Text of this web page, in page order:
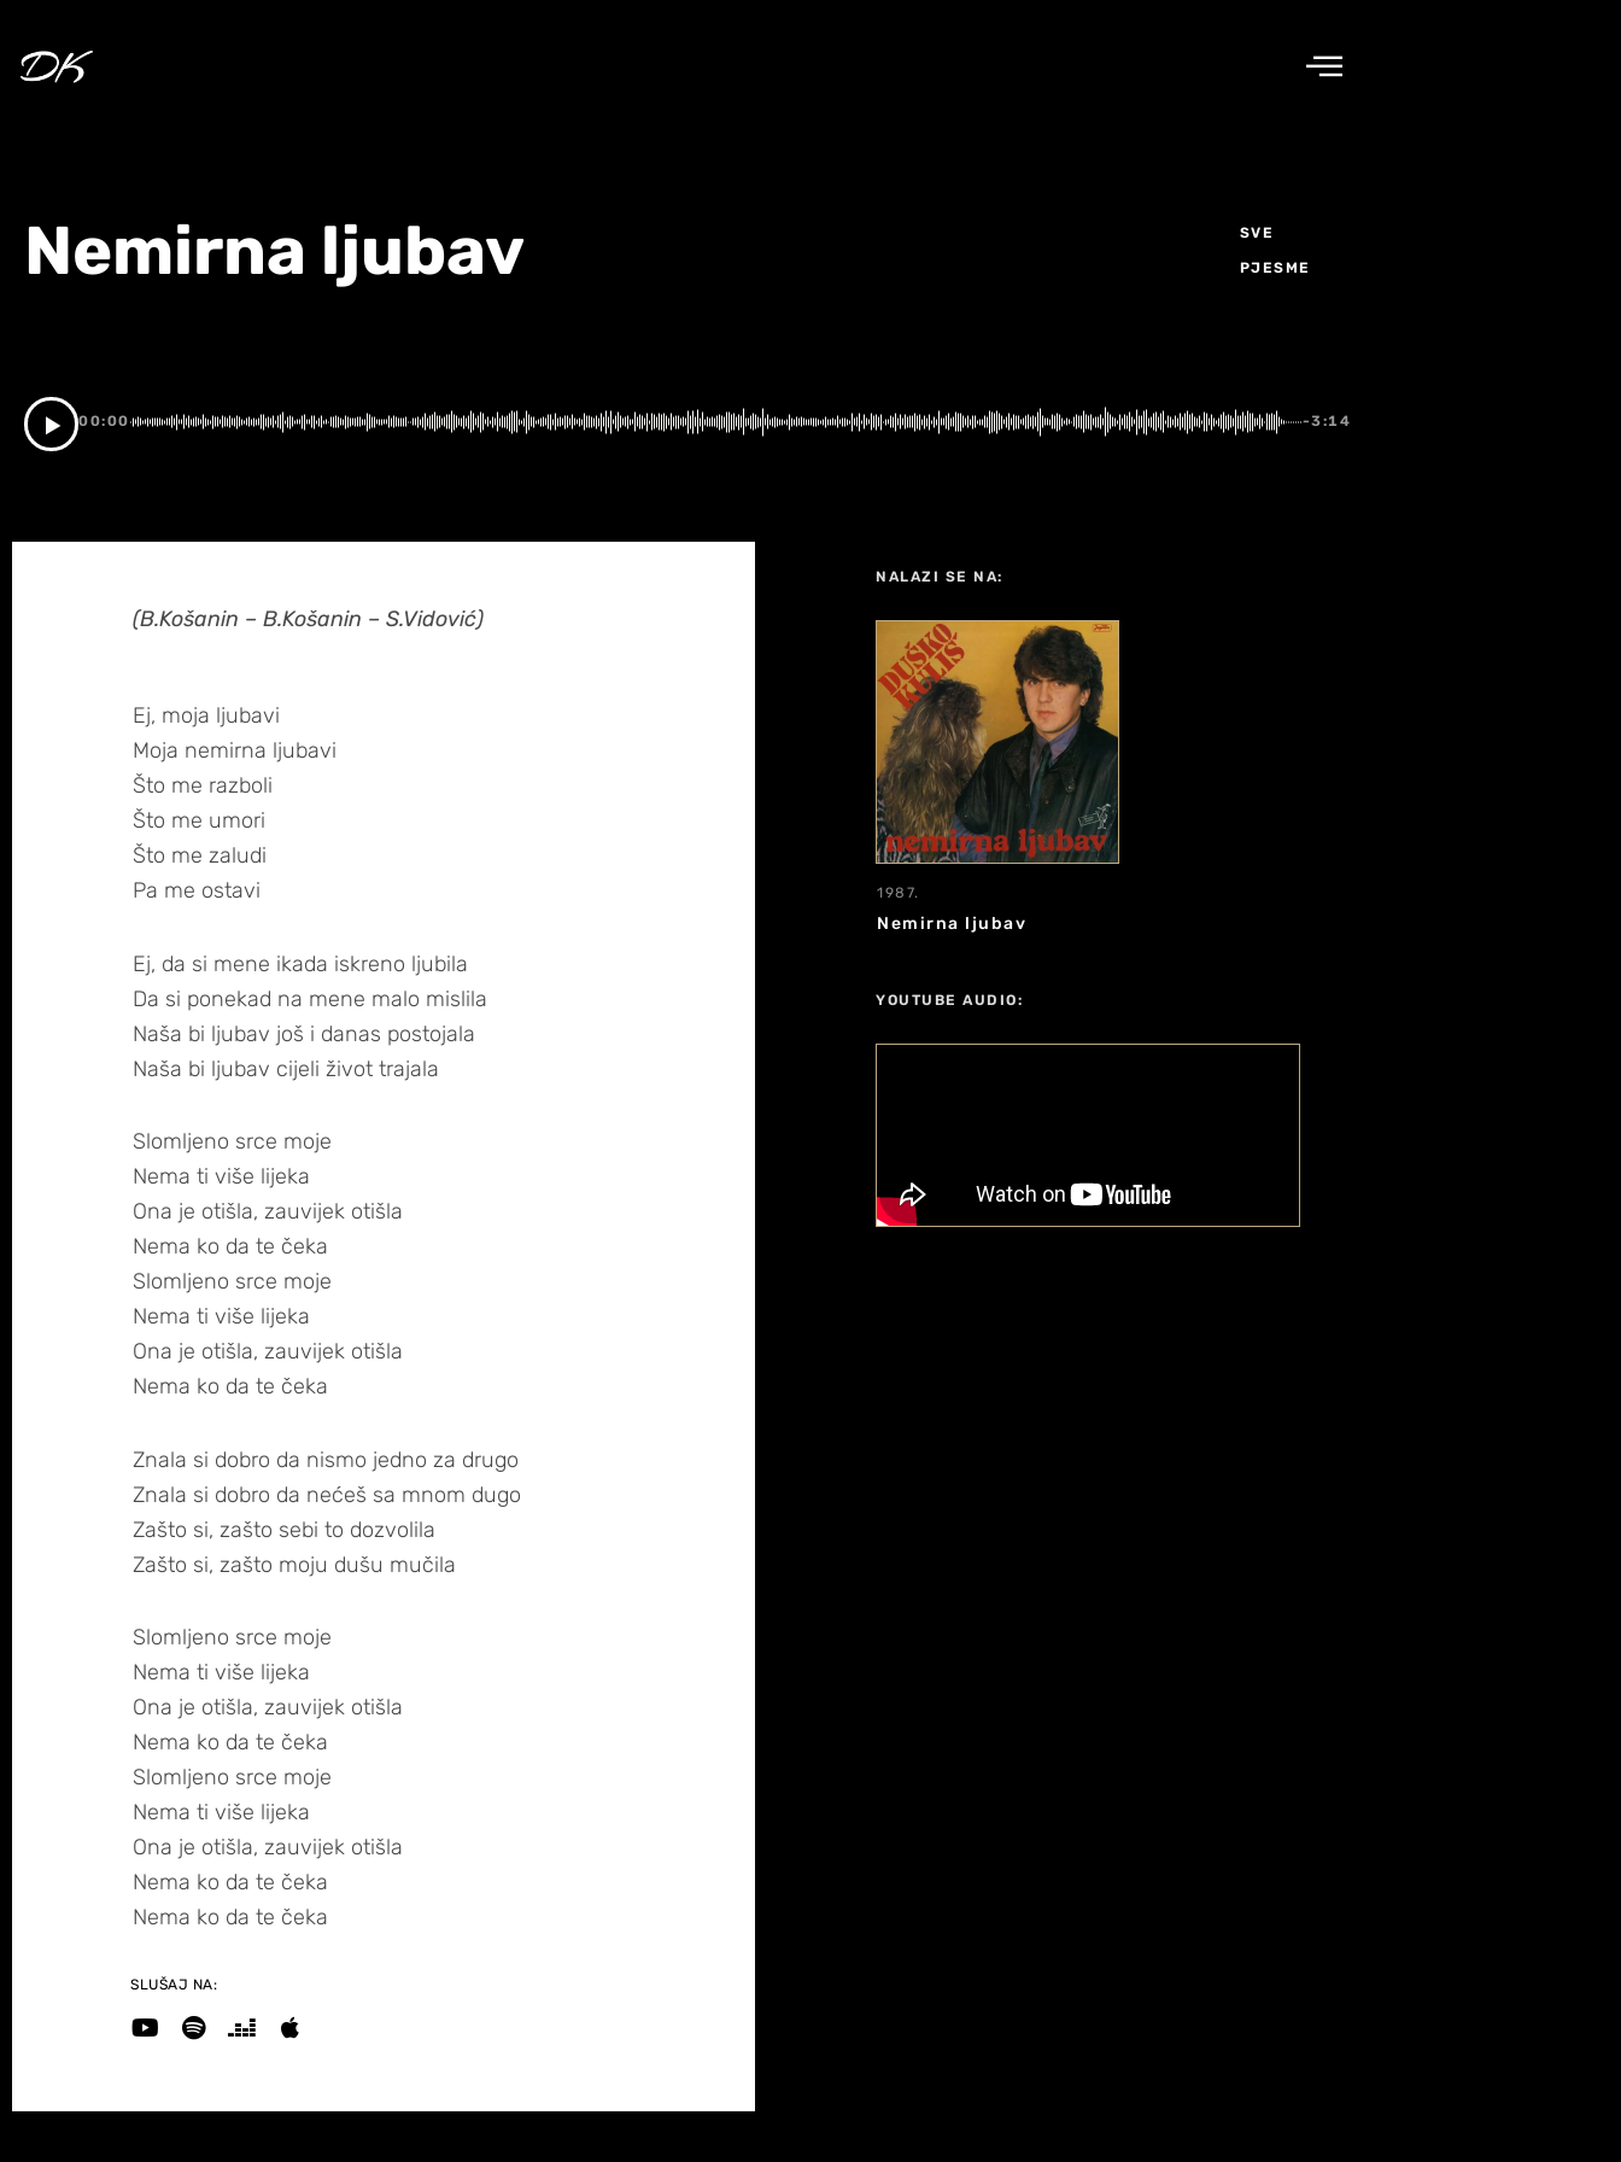
content
Nemirna ljubav SVE
PJESME
00:00 -3:14
(B.Košanin – B.Košanin – S.Vidović)
Ej, moja ljubavi
Moja nemirna ljubavi
Što me razboli
Što me umori
Što me zaludi
Pa me ostavi
Ej, da si mene ikada iskreno ljubila
Da si ponekad na mene malo mislila
Naša bi ljubav još i danas postojala
Naša bi ljubav cijeli život trajala
Slomljeno srce moje
Nema ti više lijeka
Ona je otišla, zauvijek otišla
Nema ko da te čeka
Slomljeno srce moje
Nema ti više lijeka
Ona je otišla, zauvijek otišla
Nema ko da te čeka
Znala si dobro da nismo jedno za drugo
Znala si dobro da nećeš sa mnom dugo
Zašto si, zašto sebi to dozvolila
Zašto si, zašto moju dušu mučila
Slomljeno srce moje
Nema ti više lijeka
Ona je otišla, zauvijek otišla
Nema ko da te čeka
Slomljeno srce moje
Nema ti više lijeka
Ona je otišla, zauvijek otišla
Nema ko da te čeka
Nema ko da te čeka
SLUŠAJ NA:
NALAZI SE NA:
1987.
Nemirna ljubav
YOUTUBE AUDIO: